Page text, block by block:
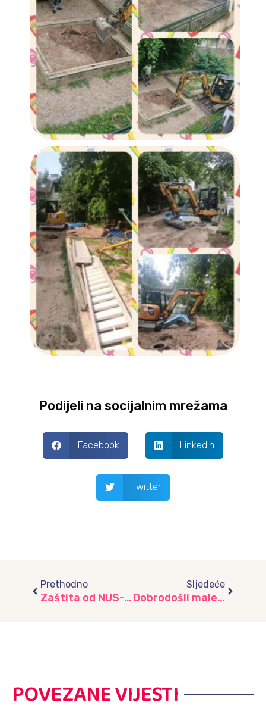
Podijeli na socijalnim mrežama
Facebook LinkedIn
Twitter
Prethodno
Zaštita od NUS-a, vrtić “Radost”
Sljedeće
Dobrodošli maleni velikog srca
POVEZANE VIJESTI